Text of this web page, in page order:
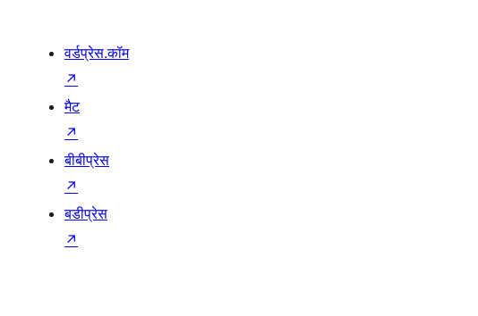
वर्डप्रेस.कॉम
↗
मैट
↗
बीबीप्रेस
↗
बडीप्रेस
↗